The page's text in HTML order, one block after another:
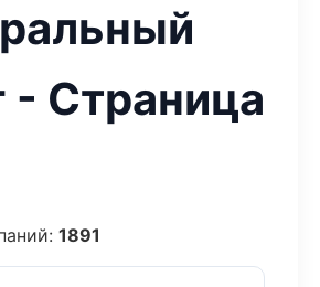
- Страница
1891